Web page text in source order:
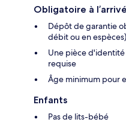
Obligatoire à
Dépôt de garantie
débit ou en
Une pièce
requise
Âge minimum pour
Enfants
Pas de lits-bébé